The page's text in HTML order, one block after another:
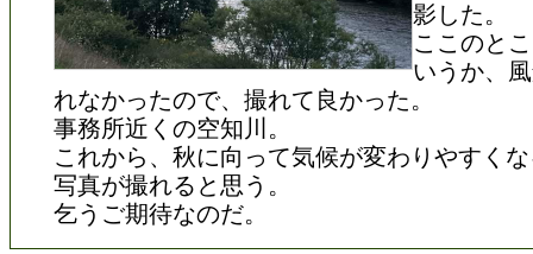
影した。
ここのと
いうか、
れなかったので、撮れて良かった。
事務所近くの空知川。
これから、秋に向って気候が変わりやすく
写真が撮れると思う。
乞うご期待なのだ。